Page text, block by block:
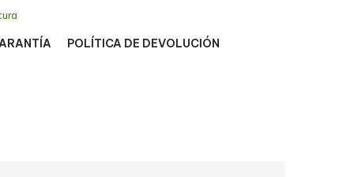
POLÍTICA DE DEVOLUCIÓN